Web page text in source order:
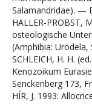
Salamandridae). —
HALLER-PROBST,
osteologische
(Amphibia:
SCHLEICH, H. H.
Kenozoikum
Senckenberg 173,
HÍR, J. 1993: